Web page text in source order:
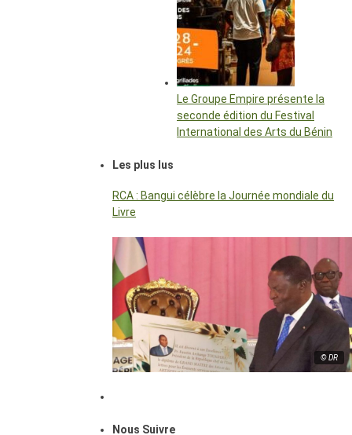
Le Groupe Empire présente la
seconde édition du Festival
International des Arts du Bénin
Les plus lus
RCA : Bangui célèbre la Journée mondiale du
Livre
© DR
Nous Suivre